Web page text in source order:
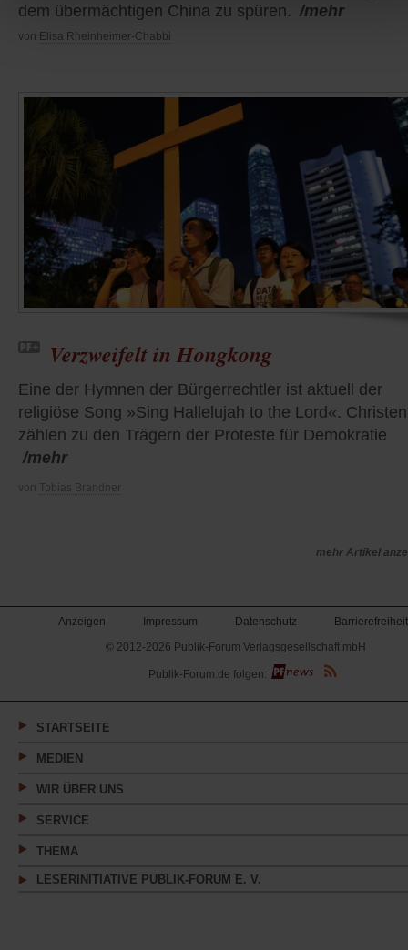
dem übermächtigen China zu spüren. /mehr
von Elisa Rheinheimer-Chabbi
Verzweifelt in Hongkong
Eine der Hymnen der Bürgerrechtler ist aktuell der
religiöse Song »Sing Hallelujah to the Lord«. Christen
zählen zu den Trägern der Proteste für Demokratie
/mehr
von Tobias Brandner
mehr Artikel
Anzeigen Impressum Datenschutz
Barrierefreiheit
© 2012-2026 Publik-Forum Verlagsgesellschaft mbH
(Öffnet
in
neuen
Publik-Forum.de folgen:
STARTSEITE
MEDIEN
WIR ÜBER UNS
SERVICE
THEMA
LESERINITIATIVE PUBLIK-FORUM E. V.